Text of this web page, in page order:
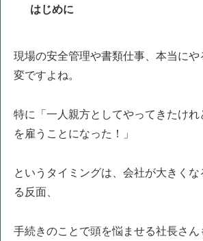
はじめに
現場の安全管理や書類仕事、本当に
変ですよね。
特に「一人親方としてやってきたけ
を雇うことになった！」
というタイミングは、会社が大きく
る反面、
手続きのことで頭を悩ませる社長さ